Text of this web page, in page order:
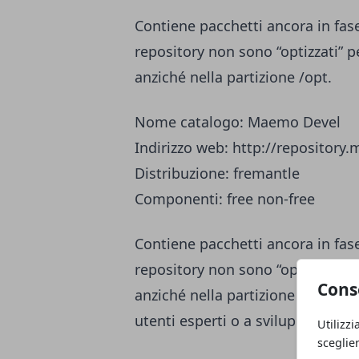
Contiene pacchetti ancora in
repository non sono “optizzati”
anziché nella partizione /opt.
Nome catalogo: Maemo Devel
Indirizzo web: http://
Distribuzione: fremantle
Componenti: free non-free
Contiene pacchetti ancora in
repository non sono “optizzati”
anziché nella partizione /opt.
utenti esperti o a sviluppatori.